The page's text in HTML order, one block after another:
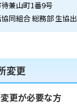
兼山町1番9号
同組合 総務部 生協
変更
更が必要な方